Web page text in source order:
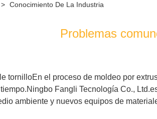
> Conocimiento De La Industria
Problemas
tornilloEn el proceso de moldeo por
Ningbo Fangli Tecnología Co., Ltd.
ambiente y nuevos equipos de